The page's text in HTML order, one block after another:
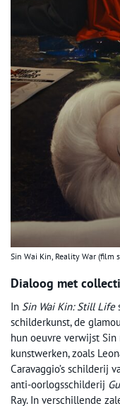
Sin Wai Kin, Reality War (film
Dialoog met
In Sin Wai Kin: Still Life
schilderkunst, de
hun oeuvre verwijst
kunstwerken, zoals
Caravaggio’s schilderij
anti-oorlogsschilderij
Ray. In verschillende